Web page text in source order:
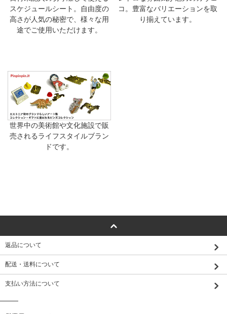
スケジュールシート。自由度の
高さが人気の秘密で、様々な用
途でご使用いただけます。
コ。豊富なバリエーションを取
り揃えています。
世界中の美術館や文化施設で販
売されるライフスタイルブラン
ドです。
返品について
配送・送料について
支払い方法について